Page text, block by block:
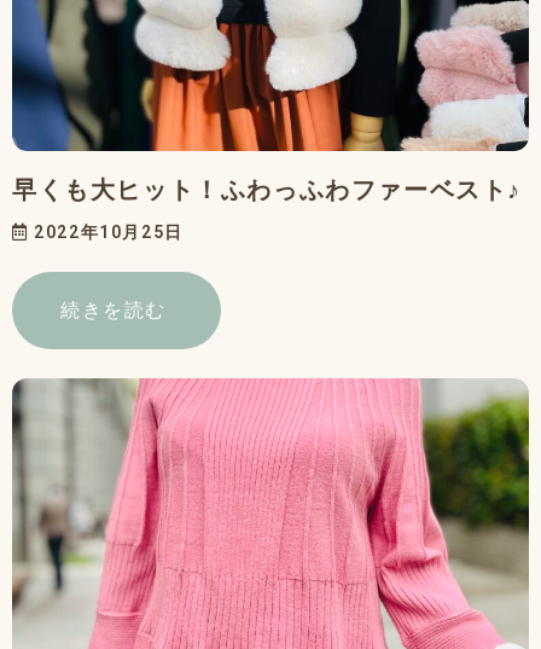
早くも大ヒット！ふわっふわファーベスト♪
2022年10月25日
続きを読む